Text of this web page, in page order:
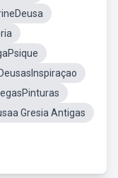
DeusasInspiraçao
Gresia Antigas